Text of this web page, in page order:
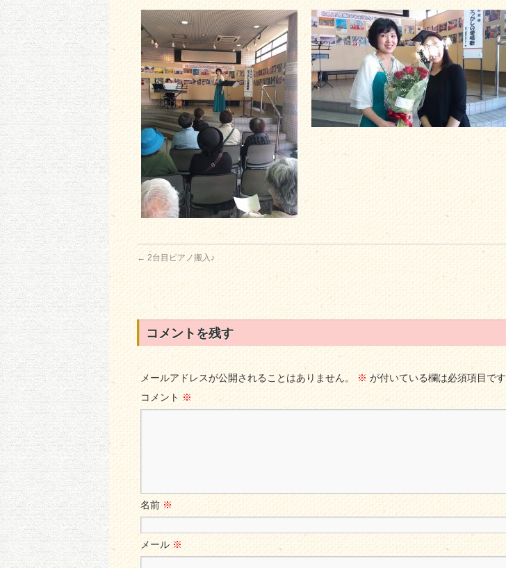
← 2台目ピアノ搬入♪
コメントを残す
メールアドレスが公開されることはありません。 ※ が付いている欄は必須項目です
コメント ※
名前 ※
メール ※